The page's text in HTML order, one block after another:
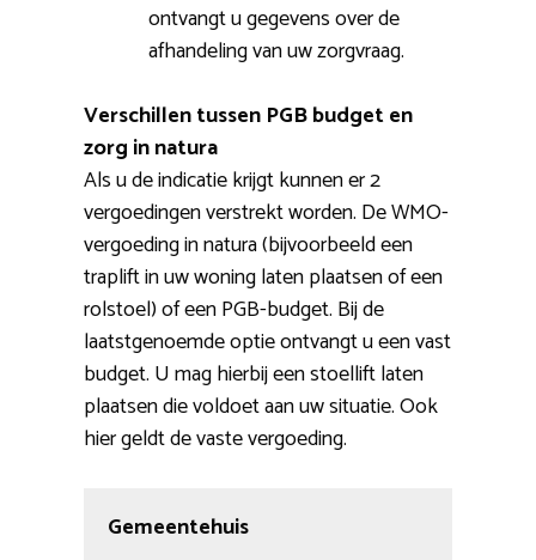
ontvangt u gegevens over de
afhandeling van uw zorgvraag.
Verschillen tussen PGB budget en
zorg in natura
Als u de indicatie krijgt kunnen er 2
vergoedingen verstrekt worden. De WMO-
vergoeding in natura (bijvoorbeeld een
traplift in uw woning laten plaatsen of een
rolstoel) of een PGB-budget. Bij de
laatstgenoemde optie ontvangt u een vast
budget. U mag hierbij een stoellift laten
plaatsen die voldoet aan uw situatie. Ook
hier geldt de vaste vergoeding.
Gemeentehuis